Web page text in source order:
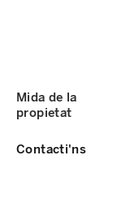
Contacti'ns
Mida de la
propietat